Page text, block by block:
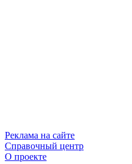
Реклама на сайте
Справочный центр
О проекте